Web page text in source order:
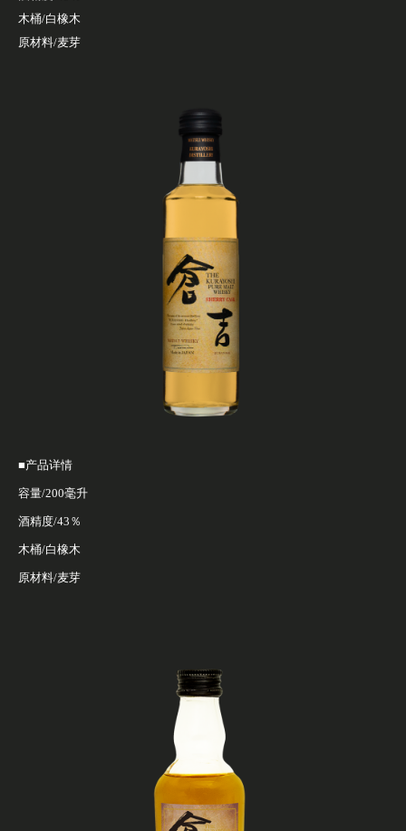
木桶/白橡木
原材料/麦芽
■产品详情
容量/200毫升
酒精度/43％
木桶/白橡木
原材料/麦芽